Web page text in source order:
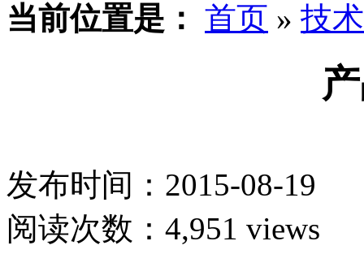
当前位置是： 首页 » 技
发布时间：2015-08-19
阅读次数：4,951 views